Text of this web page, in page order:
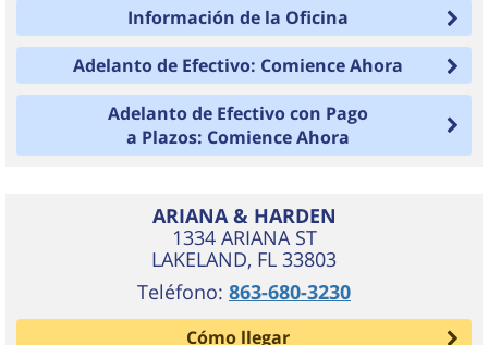
Información de la Oficina
Adelanto de Efectivo: Comience Ahora
Adelanto de Efectivo con Pago
a Plazos: Comience Ahora
ARIANA & HARDEN
1334 ARIANA ST
LAKELAND, FL 33803
Teléfono: 863-680-3230
Cómo llegar